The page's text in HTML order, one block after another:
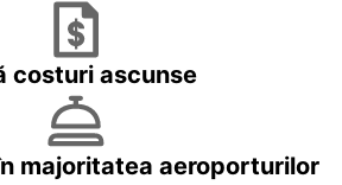
costuri ascunse
majoritatea aeroporturilor